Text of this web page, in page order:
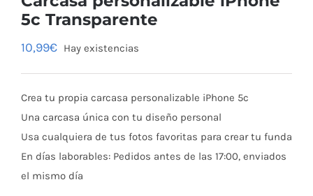
5c Transparente
10,99€ Hay existencias
Crea tu propia carcasa personalizable iPhone 5c
Una carcasa única con tu diseño personal
Usa cualquiera de tus fotos favoritas para crear tu funda
En días laborables: Pedidos antes de las 17:00, enviados
el mismo día